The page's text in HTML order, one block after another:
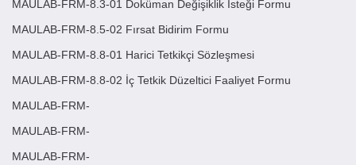
MAULAB-FRM-8.3-01 Doküman Değişiklik İsteği Formu
MAULAB-FRM-8.5-02 Fırsat Bidirim Formu
MAULAB-FRM-8.8-01 Harici Tetkikçi Sözleşmesi
MAULAB-FRM-8.8-02 İç Tetkik Düzeltici Faaliyet Formu
MAULAB-FRM-
MAULAB-FRM-
MAULAB-FRM-